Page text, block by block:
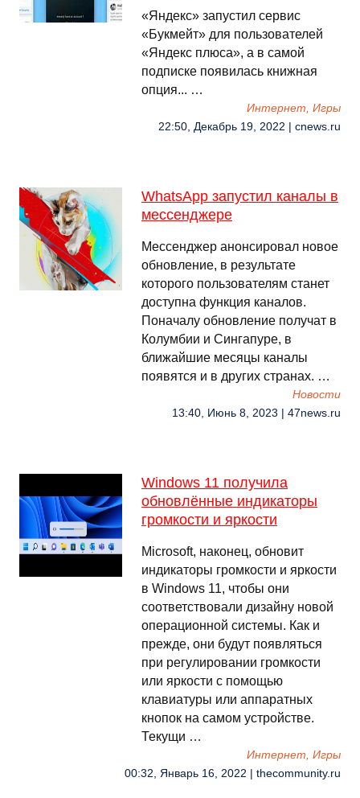
«Яндекс» запустил сервис
«Букмейт» для пользователей
«Яндекс плюса», а в самой
подписке появилась книжная
опция... …
Интернет, Игры
22:50, Декабрь 19, 2022 | cnews.ru
WhatsApp запустил каналы в
мессенджере
Мессенджер анонсировал новое
обновление, в результате
которого пользователям станет
доступна функция каналов.
Поначалу обновление получат в
Колумбии и Сингапуре, в
ближайшие месяцы каналы
появятся и в других странах. …
Новости
13:40, Июнь 8, 2023 | 47news.ru
Windows 11 получила
обновлённые индикаторы
громкости и яркости
Microsoft, наконец, обновит
индикаторы громкости и яркости
в Windows 11, чтобы они
соответствовали дизайну новой
операционной системы. Как и
прежде, они будут появляться
при регулировании громкости
или яркости с помощью
клавиатуры или аппаратных
кнопок на самом устройстве.
Текущи …
Интернет, Игры
00:32, Январь 16, 2022 | thecommunity.ru